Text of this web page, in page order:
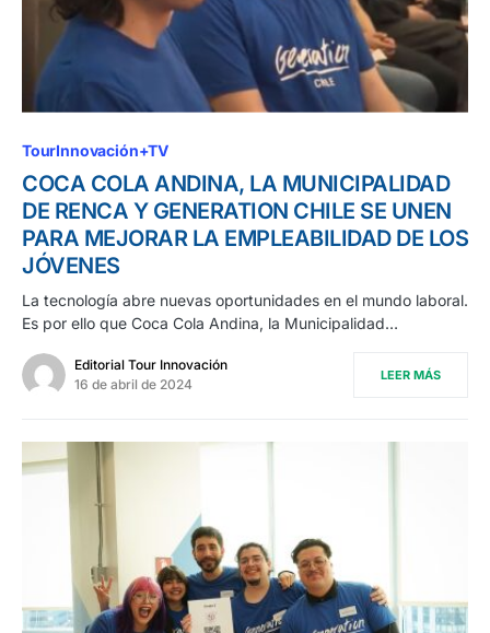
TourInnovación+TV
COCA COLA ANDINA, LA MUNICIPALIDAD
DE RENCA Y GENERATION CHILE SE UNEN
PARA MEJORAR LA EMPLEABILIDAD DE LOS
JÓVENES
La tecnología abre nuevas oportunidades en el mundo laboral.
Es por ello que Coca Cola Andina, la Municipalidad…
Editorial Tour Innovación
16 de abril de 2024
LEER MÁS